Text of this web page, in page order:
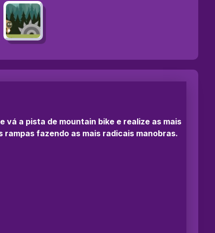
vá a pista de mountain bike e realize as mais
fazendo as mais radicais manobras.